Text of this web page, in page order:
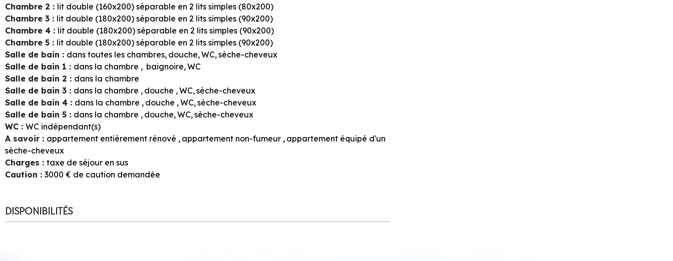
Chambre 2 : lit double (160x200) séparable en 2 lits simples (80x200)
Chambre 3 : lit double (180x200) séparable en 2 lits simples (90x200)
Chambre 4 : lit double (180x200) séparable en 2 lits simples (90x200)
Chambre 5 : lit double (180x200) séparable en 2 lits simples (90x200)
Salle de bain : dans toutes les chambres douche WC sèche-cheveux
Salle de bain 1 : dans la chambre baignoire WC
Salle de bain 2 : dans la chambre
Salle de bain 3 : dans la chambre douche WC sèche-cheveux
Salle de bain 4 : dans la chambre douche WC sèche-cheveux
Salle de bain 5 : dans la chambre douche WC sèche-cheveux
WC : WC indépendant(s)
A savoir : appartement entièrement rénové appartement non-fumeur appartement équipé d'un
sèche-cheveux
Charges : taxe de séjour en sus
Caution : 3000 € de caution demandée
DISPONIBILITÉS